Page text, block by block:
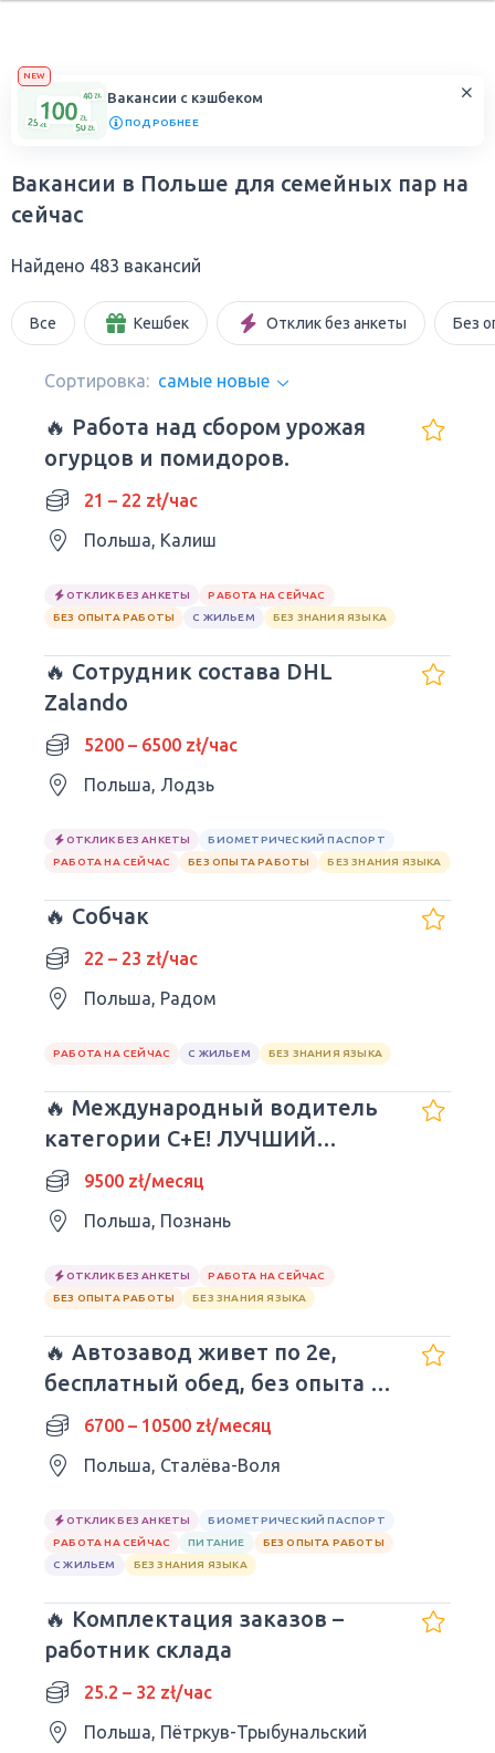
NEW
Вакансии с кэшбеком
ПОДРОБНЕЕ
Вакансии в Польше для семейных пар на
сейчас
Найдено 483 вакансий
Все Кешбек Отклик без анкеты Без
Сортировка: самые новые
🔥 Работа над сбором урожая
огурцов и помидоров.
21 – 22 zł/час
Польша, Калиш
ОТКЛИК БЕЗ АНКЕТЫ
РАБОТА НА СЕЙЧАС
БЕЗ ОПЫТА РАБОТЫ
С ЖИЛЬЕМ БЕЗ ЗНАНИЯ ЯЗЫКА
🔥 Сотрудник состава DHL
Zalando
5200 – 6500 zł/час
Польша, Лодзь
ОТКЛИК БЕЗ АНКЕТЫ
БИОМЕТРИЧЕСКИЙ ПАСПОРТ
РАБОТА НА СЕЙЧАС
БЕЗ ОПЫТА РАБОТЫ БЕЗ ЗНАНИЯ ЯЗЫКА
🔥 Собчак
22 – 23 zł/час
Польша, Радом
РАБОТА НА СЕЙЧАС С ЖИЛЬЕМ БЕЗ ЗНАНИЯ ЯЗЫКА
🔥 Международный водитель
категории C+E! ЛУЧШИЙ
РАБОТОДАТЕЛЬ!! 3/1 - 9500
злотых
9500 zł/месяц
Польша, Познань
ОТКЛИК БЕЗ АНКЕТЫ
РАБОТА НА СЕЙЧАС
БЕЗ ОПЫТА РАБОТЫ
БЕЗ ЗНАНИЯ ЯЗЫКА
🔥 Автозавод живет по 2е,
бесплатный обед, без опыта и
языка.6700 – 10500 zł/месяц
Польша, Сталёва-Воля
ОТКЛИК БЕЗ АНКЕТЫ
БИОМЕТРИЧЕСКИЙ ПАСПОРТ
РАБОТА НА СЕЙЧАС
ПИТАНИЕ
БЕЗ ОПЫТА РАБОТЫ
С ЖИЛЬЕМ
БЕЗ ЗНАНИЯ ЯЗЫКА
🔥 Комплектация заказов –
работник склада
25.2 – 32 zł/час
Польша, Пётркув-Трыбунальский